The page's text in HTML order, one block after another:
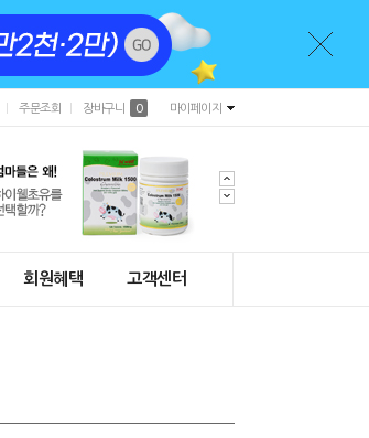
주문조회 장바구니 0 마이페이지
회원혜택 고객센터